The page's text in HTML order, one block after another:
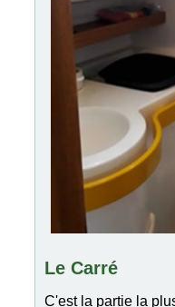
Le Carré
C'est la partie la